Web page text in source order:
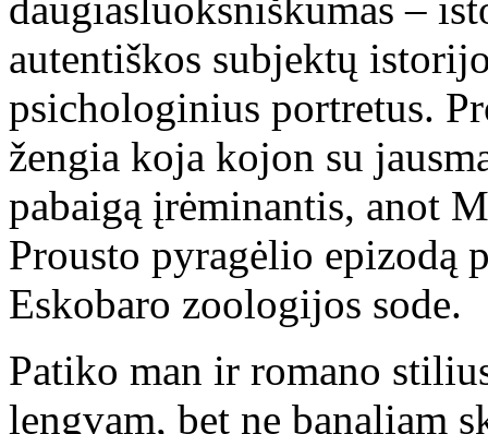
autentiškos subjektų
psichologinius portretus.
žengia koja kojon su
pabaigą įrėminantis, anot
Prousto pyragėlio epizodą
Eskobaro zoologijos sode.
Patiko man ir romano
lengvam, bet ne banaliam